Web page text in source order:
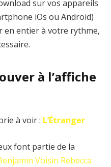
sur vos appareils
iOs ou Android)
en entier à votre rythme,
à l’affiche
à voir : L’Étranger
font partie de la
Voisin Rebecca